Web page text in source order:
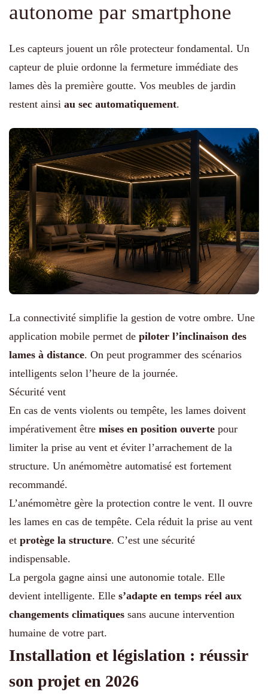
autonome par smartphone
Les capteurs jouent un rôle protecteur fondamental. Un
capteur de pluie ordonne la fermeture immédiate des
lames dès la première goutte. Vos meubles de jardin
restent ainsi au sec automatiquement.
La connectivité simplifie la gestion de votre ombre. Une
application mobile permet de piloter l’inclinaison des
lames à distance. On peut programmer des scénarios
intelligents selon l’heure de la journée.
Sécurité vent
En cas de vents violents ou tempête, les lames doivent
impérativement être mises en position ouverte pour
limiter la prise au vent et éviter l’arrachement de la
structure. Un anémomètre automatisé est fortement
recommandé.
L’anémomètre gère la protection contre le vent. Il ouvre
les lames en cas de tempête. Cela réduit la prise au vent
et protège la structure. C’est une sécurité
indispensable.
La pergola gagne ainsi une autonomie totale. Elle
devient intelligente. Elle s’adapte en temps réel aux
changements climatiques sans aucune intervention
humaine de votre part.
Installation et législation : réussir
son projet en 2026